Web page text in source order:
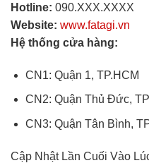
Hotline: 090.XXX.XXXX
Website: www.fatagi.vn
Hệ thống cửa hàng:
CN1: Quận 1, TP.HCM
CN2: Quận Thủ Đức,
CN3: Quận Tân Bình,
Cập Nhật Lần Cuối Vào